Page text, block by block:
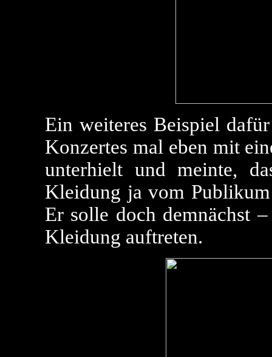
Ein weiteres Beispiel
Konzertes mal eben mit
unterhielt und meinte,
Kleidung ja vom
Er solle doch demnächst
Kleidung auftreten.